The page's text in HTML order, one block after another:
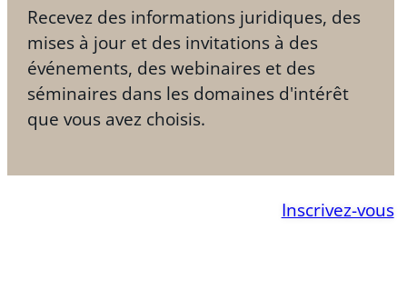
Recevez des informations juridiques, des
mises à jour et des invitations à des
événements, des webinaires et des
séminaires dans les domaines d'intérêt
que vous avez choisis.
Inscrivez-vous